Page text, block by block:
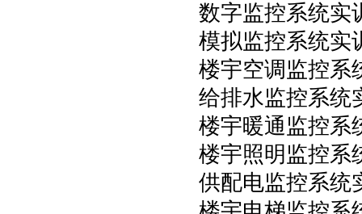
数字监控系统实
模拟监控系统实
楼宇空调监控系
给排水监控系统
楼宇暖通监控系
楼宇照明监控系
供配电监控系统